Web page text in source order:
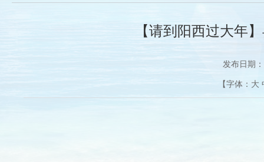
【请到阳西过大年
发布日期
【字体： 大